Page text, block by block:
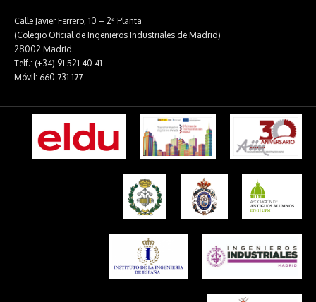
Calle Javier Ferrero, 10 – 2ª Planta
(Colegio Oficial de Ingenieros Industriales de Madrid)
28002 Madrid.
Telf.: (+34) 91 521 40 41
Móvil: 660 731 177